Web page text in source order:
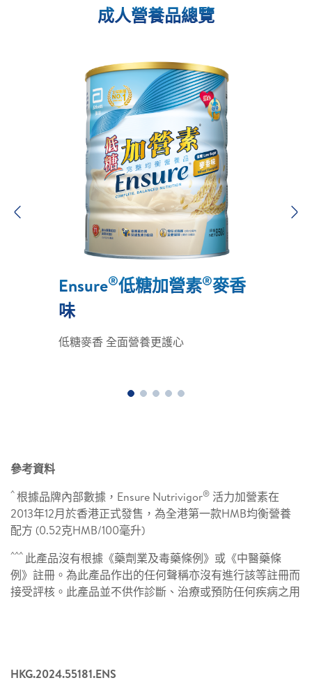
成人營養品總覽​
Ensure®低糖加營素®麥香
味
低糖麥香 全面營養更護心
參考資料
^根據品牌內部數據，Ensure Nutrivigor® 活力加營素在
2013年12月於香港正式發售，為全港第一款HMB均衡營養
配方 (0.52克HMB/100毫升)
^^^ 此產品沒有根據《藥劑業及毒藥條例》或《中醫藥條
例》註冊。為此產品作出的任何聲稱亦沒有進行該等註冊而
接受評核。此產品並不供作診斷、治療或預防任何疾病之用
HKG.2024.55181.ENS